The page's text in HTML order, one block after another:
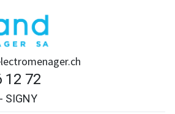
12 72
SIGNY